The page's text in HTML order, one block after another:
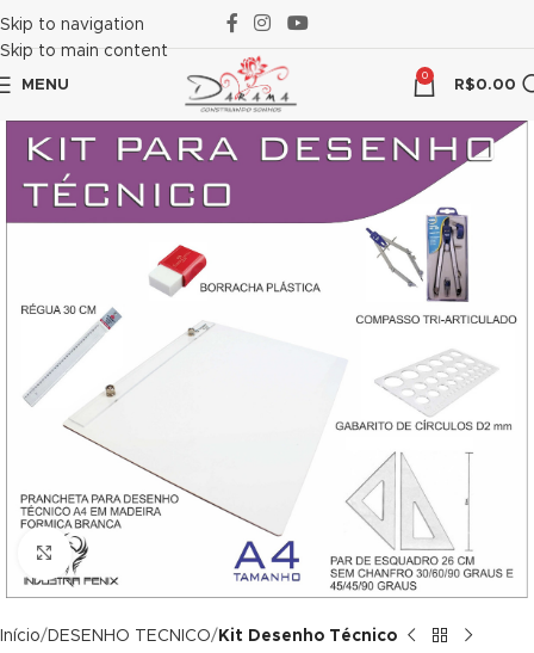
panel
panel
panel
panel
panel
panel
Skip to navigation
Skip to main content
MENU
0
R$0.00
Click to enlarge
Início DESENHO TECNICO Kit Desenho Técnico